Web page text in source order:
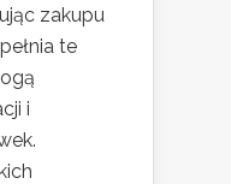
zakupu
te
i